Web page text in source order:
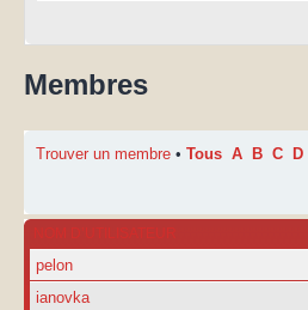
Membres
Trouver un membre • Tous A B C D
NOM D’UTILISATEUR
pelon
ianovka